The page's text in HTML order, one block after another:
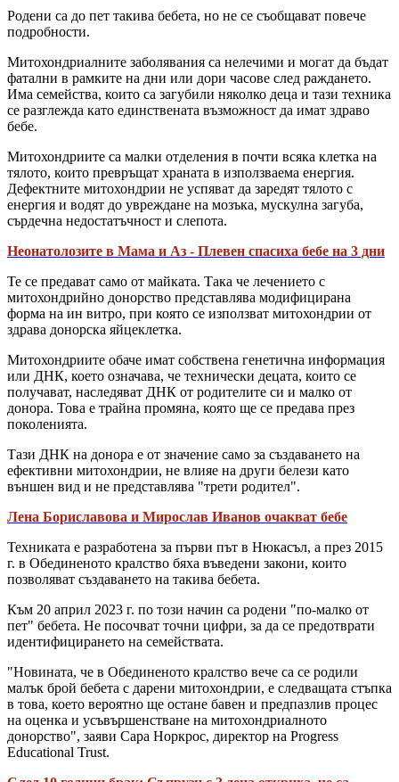
Родени са до пет такива бебета, но не се съобщават повече
подробности.
Митохондриалните заболявания са нелечими и могат да бъдат
фатални в рамките на дни или дори часове след раждането.
Има семейства, които са загубили няколко деца и тази техника
се разглежда като единствената възможност да имат здраво
бебе.
Митохондриите са малки отделения в почти всяка клетка на
тялото, които превръщат храната в използваема енергия.
Дефектните митохондрии не успяват да заредят тялото с
енергия и водят до увреждане на мозъка, мускулна загуба,
сърдечна недостатъчност и слепота.
Неонатолозите в Мама и Аз - Плевен спасиха бебе на 3 дни
Те се предават само от майката. Така че лечението с
митохондрийно донорство представлява модифицирана
форма на ин витро, при която се използват митохондрии от
здрава донорска яйцеклетка.
Митохондриите обаче имат собствена генетична информация
или ДНК, което означава, че технически децата, които се
получават, наследяват ДНК от родителите си и малко от
донора. Това е трайна промяна, която ще се предава през
поколенията.
Тази ДНК на донора е от значение само за създаването на
ефективни митохондрии, не влияе на други белези като
външен вид и не представлява "трети родител".
Лена Бориславова и Мирослав Иванов очакват бебе
Техниката е разработена за първи път в Нюкасъл, а през 2015
г. в Обединеното кралство бяха въведени закони, които
позволяват създаването на такива бебета.
Към 20 април 2023 г. по този начин са родени "по-малко от
пет" бебета. Не посочват точни цифри, за да се предотврати
идентифицирането на семействата.
"Новината, че в Обединеното кралство вече са се родили
малък брой бебета с дарени митохондрии, е следващата стъпка
в това, което вероятно ще остане бавен и предпазлив процес
на оценка и усъвършенстване на митохондриалното
донорство", заяви Сара Норкрос, директор на Progress
Educational Trust.